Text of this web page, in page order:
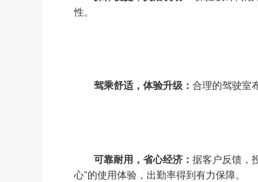
性。
驾乘舒适，体验升级：合理的驾驶室
可靠耐用，省心经济：据客户反馈，
心”的使用体验，出勤率得到有力保障。